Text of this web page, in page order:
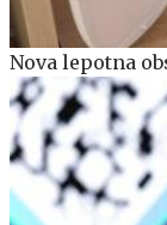
Nova lepotna